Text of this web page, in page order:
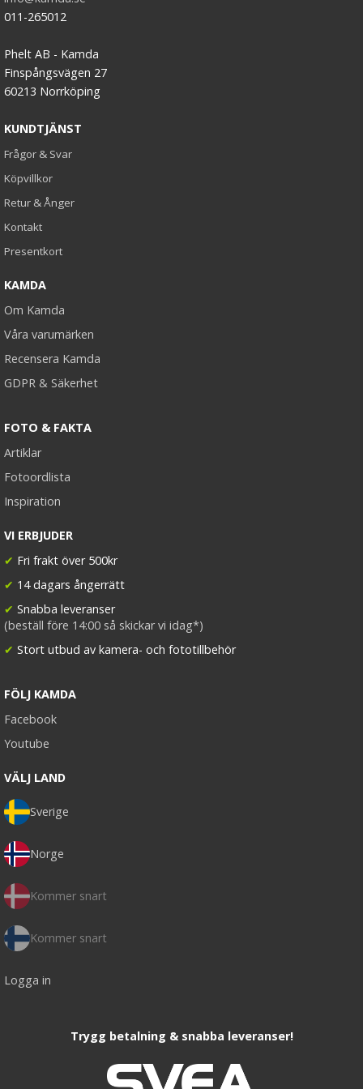
011-265012
Phelt AB - Kamda
Finspångsvägen 27
60213 Norrköping
KUNDTJÄNST
Frågor & Svar
Köpvillkor
Retur & Ånger
Kontakt
Presentkort
KAMDA
Om Kamda
Våra varumärken
Recensera Kamda
GDPR & Säkerhet
FOTO & FAKTA
Artiklar
Fotoordlista
Inspiration
VI ERBJUDER
✔ Fri frakt över 500kr
✔ 14 dagars ångerrätt
✔ Snabba leveranser
(beställ före 14:00 så skickar vi idag*)
✔ Stort utbud av kamera- och fototillbehör
FÖLJ KAMDA
Facebook
Youtube
VÄLJ LAND
Sverige
Norge
Kommer snart
Kommer snart
Logga in
Trygg betalning & snabba leveranser!